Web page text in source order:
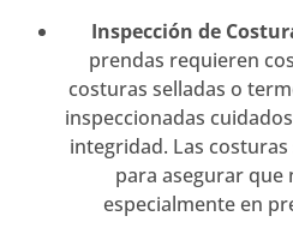
Inspección de
prendas requieren
costuras selladas o
inspeccionadas
integridad. Las
para asegurar que
especialmente en